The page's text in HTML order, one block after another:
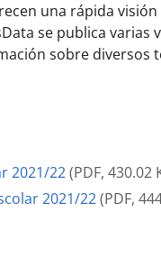
una rápida
se publica varias
sobre diversos
2021/22(PDF, 430.02
2021/22(PDF,